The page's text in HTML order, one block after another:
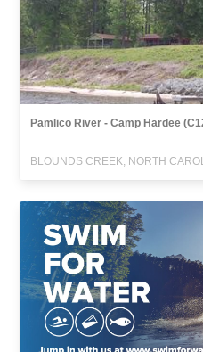
Pamlico River - Camp Hardee
BLOUNDS CREEK, NORTH